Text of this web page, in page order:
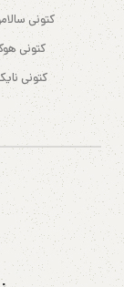
کتونی
کتونی
کتونی